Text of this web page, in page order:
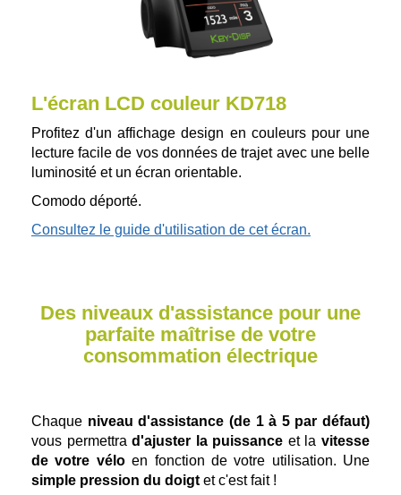
L'écran LCD couleur KD718
Profitez d'un affichage design en couleurs pour une
lecture facile de vos données de trajet avec une belle
luminosité et un écran orientable.
Comodo déporté.
Consultez le guide d'utilisation de cet écran.
Des niveaux d'assistance pour une
parfaite maîtrise de votre
consommation électrique
Chaque niveau d'assistance (de 1 à 5 par défaut)
vous permettrad'ajuster la puissance et lavitesse
de votre véloen fonction de votre utilisation. Une
simple pression du doigt et c'est fait !